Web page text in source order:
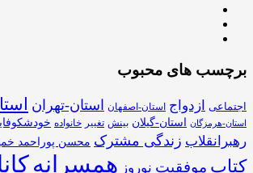
برچسب های محبوب
اجتماعی ازدواج استان-اصفهان استان-تهران
استان-هرمزگان استان-گیلان بینش تغییر خانواده
رهبرانقلاب زندگی مشترک محسن پوراحمد
کتاب موفقیت نوروز همسرانه